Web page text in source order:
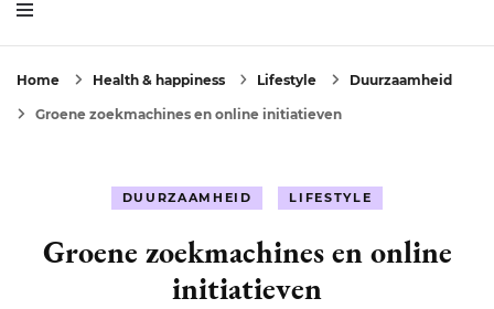
Home Health & happiness Lifestyle Duurzaamheid
Groene zoekmachines en online initiatieven
DUURZAAMHEID LIFESTYLE
Groene zoekmachines en online
initiatieven